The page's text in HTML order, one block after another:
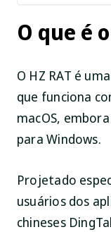
O que é
O HZ RAT é
que funciona
macOS,
para Windows.
Projetado
usuários dos
chineses